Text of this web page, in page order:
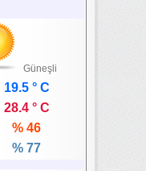
Güneşli
19.5 ° C
28.4 ° C
% 46
% 77